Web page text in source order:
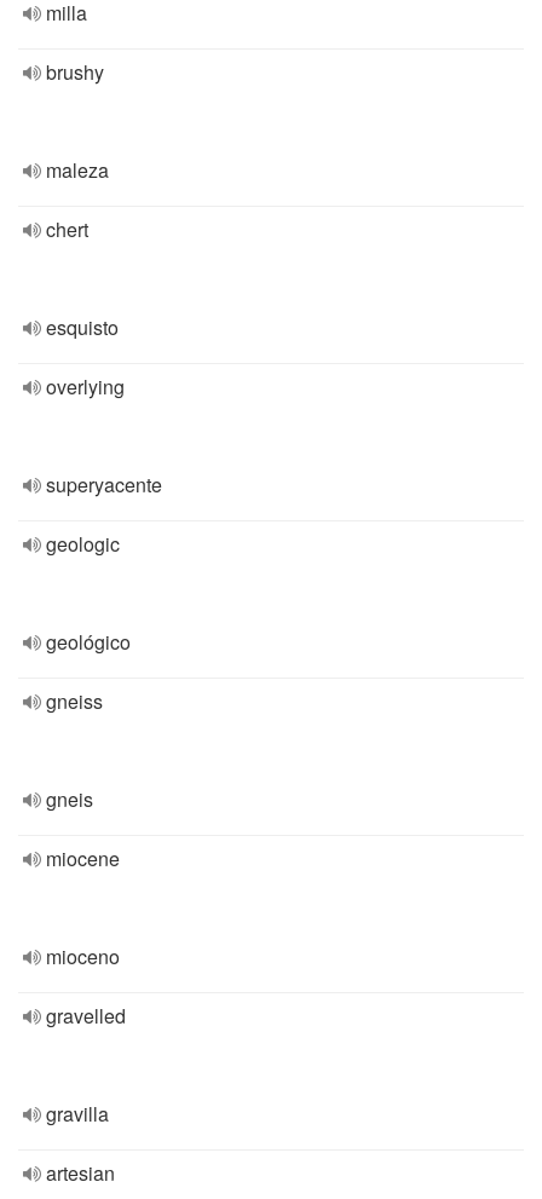
milla
brushy
maleza
chert
esquisto
overlying
superyacente
geologic
geológico
gneiss
gneis
miocene
mioceno
gravelled
gravilla
artesian